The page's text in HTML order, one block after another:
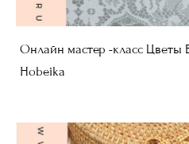
Онлайн мастер -класс Цветы
Hobeika